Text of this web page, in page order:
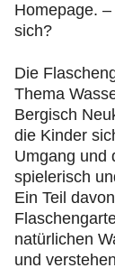
Homepage.
sich?
Die
Thema
Bergisch
die Kinder
Umgang und
spielerisch
Ein Teil
natürlichen
und